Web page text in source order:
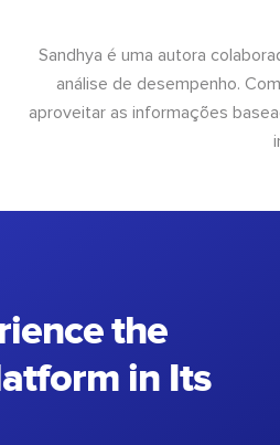
Sandhya é uma autora
análise de desempenho.
aproveitar as informações
the
in Its